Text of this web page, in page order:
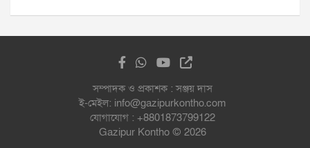
সম্পাদক ও প্রকাশক : সঞ্জয় দাস
ই-মেইল: info@gazipurkontho.com
যোগাযোগ : +8801873799122
Gazipur Kontho © 2026